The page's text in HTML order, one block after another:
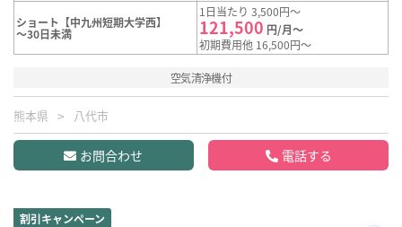
ショート【中九州短期大学西】
～30日未満
1日当たり 3,500円～
121,500 円/月～
初期費用他 16,500円～
空気清浄機付
熊本県 八代市
お問合わせ 電話する
割引キャンペーン